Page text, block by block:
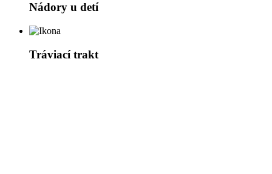
Nádory u detí
Tráviací trakt